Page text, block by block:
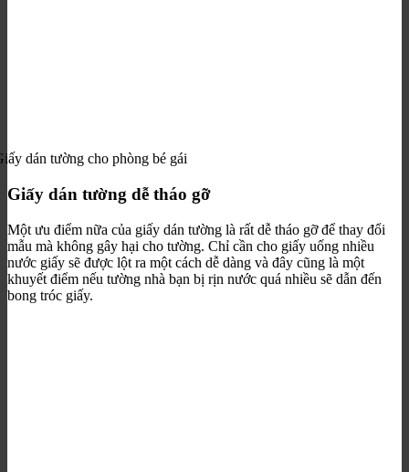
dán tường cho phòng bé gái
Giấy dán tường dễ tháo gỡ
Một ưu điểm nữa của giấy dán tường là rất dễ tháo gỡ để thay đổi
mẫu mà không gây hại cho tường. Chỉ cần cho giấy uống nhiều
nước giấy sẽ được lột ra một cách dễ dàng và đây cũng là một
khuyết điểm nếu tường nhà bạn bị rịn nước quá nhiều sẽ dẫn đến
bong tróc giấy.